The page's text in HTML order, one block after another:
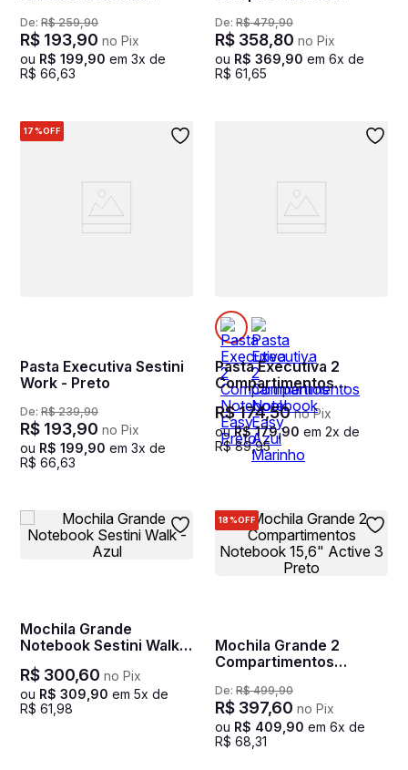
De: R$ 259,90
R$ 193,90 no Pix
ou R$ 199 90 em 3x de
R$ 66 63
- Preto
De: R$ 479,90
R$ 358,80 no Pix
ou R$ 369 90 em 6x de
R$ 61 65
17%OFF
Pasta Executiva Sestini
Work - Preto
De: R$ 239,90
R$ 193,90 no Pix
ou R$ 199 90 em 3x de
R$ 66 63
Pasta Executiva 2
Compartimentos
Notebook Easy Preto
R$174,50no Pix
ouR$ 179,90 em 2x de
R$ 89,95
Mochila Grande
Notebook Sestini Walk -
Azul
R$ 300,60 no Pix
ou R$ 309 90 em 5x de
R$ 61 98
18%OFF
Mochila Grande 2
Compartimentos
3 Preto
De: R$ 499,90
R$ 397,60 no Pix
ou R$ 409 90 em 6x de
R$ 68 31